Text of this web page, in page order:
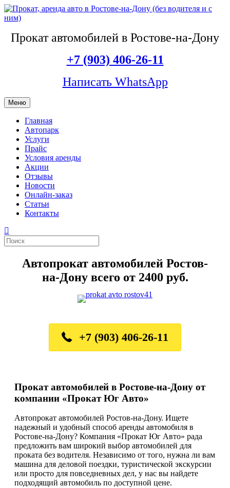
Прокат автомобилей в Ростове-на-Дону
+7 (903) 406-26-11
Написать WhatsApp
Меню
Главная
Автопарк
Услуги
Прайс
Условия аренды
Акции
Отзывы
Новости
Онлайн-заказ
Статьи
Контакты
Автопрокат автомобилей Ростов-
на-Дону всего от 2400 руб.
+7 (903) 406-26-11
Прокат автомобилей в Ростове-на-Дону от
компании «Прокат Юг Авто»
Автопрокат автомобилей Ростов-на-Дону. Ищете
надежный и удобный способ аренды автомобиля в
Ростове-на-Дону? Компания «Прокат Юг Авто» рада
предложить вам широкий выбор автомобилей для
проката без водителя. Независимо от того, нужна ли вам
машина для деловой поездки, туристической экскурсии
или просто для повседневных дел, у нас вы найдете
подходящий автомобиль по доступной цене.